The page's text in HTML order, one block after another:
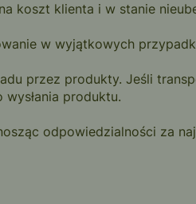
koszt klienta i w stanie
w wyjątkowych
przez produkty. Jeśli
produktu.
odpowiedzialności za